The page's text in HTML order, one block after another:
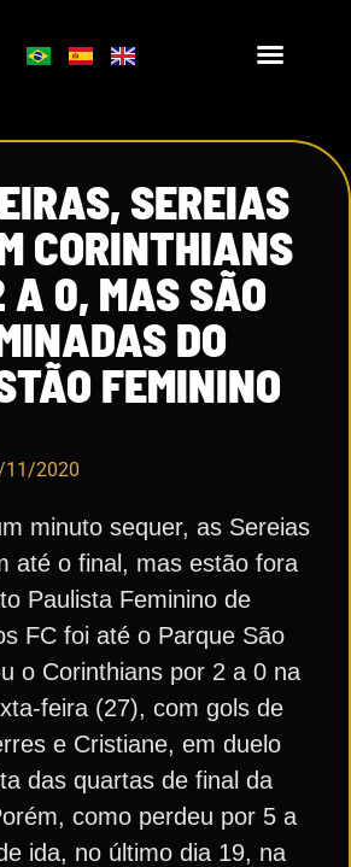
SEREIAS
CORINTHIANS
A 0, MAS SÃO
DO
FEMININO
11/2020
minuto sequer, as Sereias
até o final, mas estão fora
Paulista Feminino de
FC foi até o Parque São
o Corinthians por 2 a 0 na
feira (27), com gols de
e Cristiane, em duelo
das quartas de final da
como perdeu por 5 a
ida, no último dia 19, na